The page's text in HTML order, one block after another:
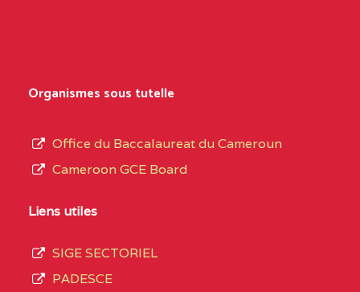
Organismes sous tutelle
Office du Baccalaureat du Cameroun
Cameroon GCE Board
Liens utiles
SIGE SECTORIEL
PADESCE